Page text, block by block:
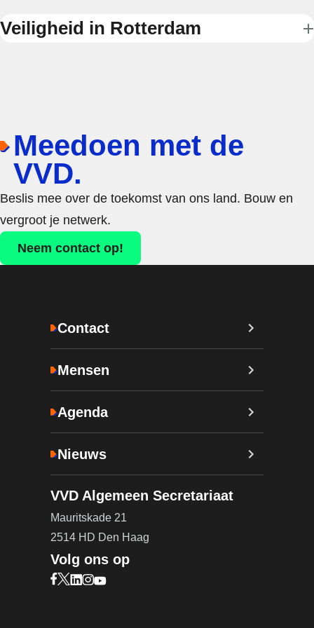
Veiligheid in Rotterdam
Meedoen met de
VVD.
Beslis mee over de toekomst van ons land. Bouw en
vergroot je netwerk.
Neem contact op!
Contact
Mensen
Agenda
Nieuws
VVD Algemeen Secretariaat
Mauritskade 21
2514 HD Den Haag
Volg ons op
Bezoek onze Facebook pagina (opent in nieuw
Bezoek onze X pagina (opent in nieuw tabblad)
Bezoek onze LinkedIn pagina (opent in nieuw
Bezoek onze Instagram pagina (opent in
Bezoek onze YouTube pagina (opent in